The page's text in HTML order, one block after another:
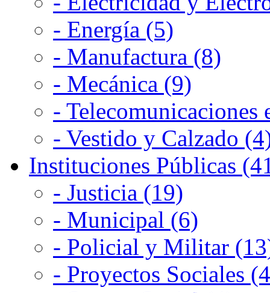
- Energía (5)
- Manufactura (8)
- Mecánica (9)
-
- Vestido y Calzado
Instituciones Públicas
- Justicia (19)
- Municipal (6)
- Policial y Militar
- Proyectos Sociales